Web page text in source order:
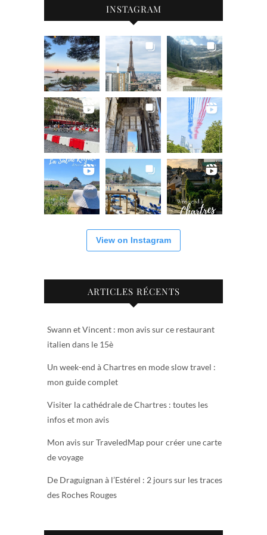
INSTAGRAM
View on Instagram
ARTICLES RÉCENTS
Swann et Vincent : mon avis sur ce restaurant
italien dans le 15è
Un week-end à Chartres en mode slow travel :
mon guide complet
Visiter la cathédrale de Chartres : toutes les
infos et mon avis
Mon avis sur TraveledMap pour créer une carte
de voyage
De Draguignan à l’Estérel : 2 jours sur les traces
des Roches Rouges